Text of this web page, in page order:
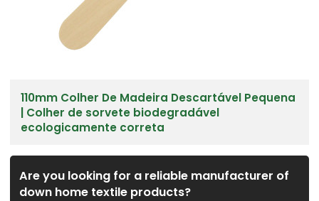
110mm Colher De Madeira Descartável Pequena
| Colher de sorvete biodegradável
ecologicamente correta
Are you looking for a reliable manufacturer of
down home textile products?